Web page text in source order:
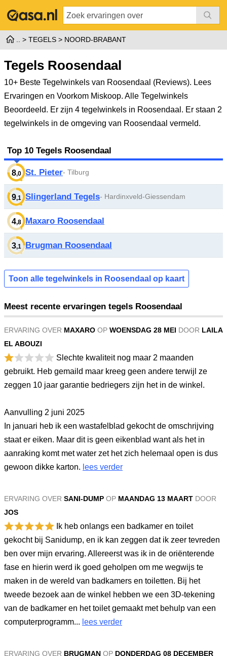
TEGELS NOORD-BRABANT
Tegels Roosendaal
10+ Beste Tegelwinkels van Roosendaal (Reviews). Lees
Ervaringen en Voorkom Miskoop. Alle Tegelwinkels
Beoordeeld. Er zijn 4 tegelwinkels in Roosendaal. Er staan 2
tegelwinkels in de omgeving van Roosendaal vermeld.
Top 10 Tegels Roosendaal
8,0 St. Pieter- Tilburg
9,1 Slingerland Tegels- Hardinxveld-Giessendam
4,8 Maxaro Roosendaal
3,1 Brugman Roosendaal
Toon alle tegelwinkels in Roosendaal op kaart
Meest recente ervaringen tegels Roosendaal
ERVARING OVER MAXARO OP WOENSDAG 28 MEI DOOR LAILA
EL ABOUZI
Slechte kwaliteit nog maar 2 maanden
gebruikt. Heb gemaild maar kreeg geen andere terwijl ze
zeggen 10 jaar garantie bedriegers zijn het in de winkel.
Aanvulling 2 juni 2025
In januari heb ik een wastafelblad gekocht de omschrijving
staat er eiken. Maar dit is geen eikenblad want als het in
aanraking komt met water zet het zich helemaal open is dus
gewoon dikke karton. lees verder
ERVARING OVER SANI-DUMP OP MAANDAG 13 MAART DOOR
JOS
Ik heb onlangs een badkamer en toilet
gekocht bij Sanidump, en ik kan zeggen dat ik zeer tevreden
ben over mijn ervaring. Allereerst was ik in de oriënterende
fase en hierin werd ik goed geholpen om me wegwijs te
maken in de wereld van badkamers en toiletten. Bij het
tweede bezoek aan de winkel hebben we een 3D-tekening
van de badkamer en het toilet gemaakt met behulp van een
computerprogramm... lees verder
ERVARING OVER BRUGMAN OP DONDERDAG 08 DECEMBER